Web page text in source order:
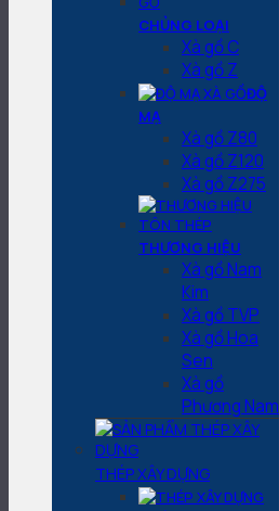
CHỦNG LOẠI
Xà gồ C
Xà gồ Z
ĐỘ
MẠ
Xà gồ Z80
Xà gồ Z120
Xà gồ Z275
THƯƠNG HIỆU
Xà gồ Nam
Kim
Xà gồ TVP
Xà gồ Hoa
Sen
Xà gồ
Phương Nam
THÉP XÂY DỰNG